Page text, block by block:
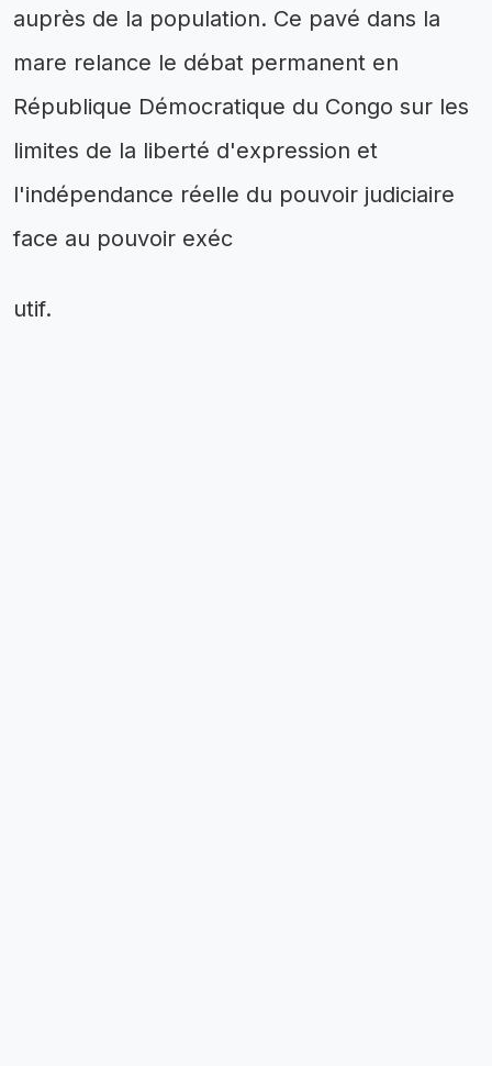
auprès de la population. Ce pavé dans la
mare relance le débat permanent en
République Démocratique du Congo sur les
limites de la liberté d'expression et
l'indépendance réelle du pouvoir judiciaire
face au pouvoir exéc
utif.